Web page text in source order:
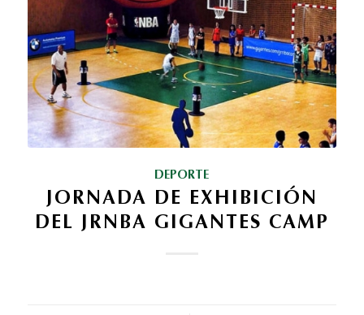
DEPORTE
JORNADA DE EXHIBICIÓN
DEL JRNBA GIGANTES CAMP